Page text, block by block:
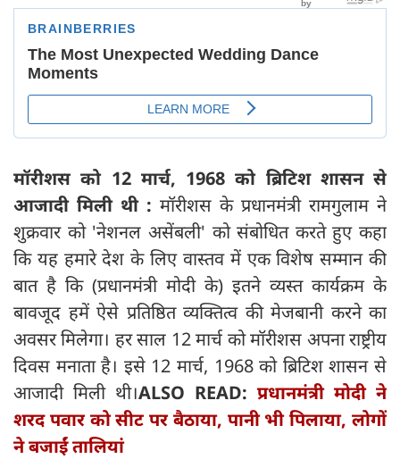
मॉरीशस को 12 मार्च, 1968 को ब्रिटिश शासन से
आजादी मिली थी : मॉरीशस के प्रधानमंत्री रामगुलाम ने
शुक्रवार को 'नेशनल असेंबली' को संबोधित करते हुए कहा
कि यह हमारे देश के लिए वास्तव में एक विशेष सम्मान की
बात है कि (प्रधानमंत्री मोदी के) इतने व्यस्त कार्यक्रम के
बावजूद हमें ऐसे प्रतिष्ठित व्यक्तित्व की मेजबानी करने का
अवसर मिलेगा। हर साल 12 मार्च को मॉरीशस अपना राष्ट्रीय
दिवस मनाता है। इसे 12 मार्च, 1968 को ब्रिटिश शासन से
आजादी मिली थी।ALSO READ: प्रधानमंत्री मोदी ने
शरद पवार को सीट पर बैठाया, पानी भी पिलाया, लोगों
ने बजाईं तालियां